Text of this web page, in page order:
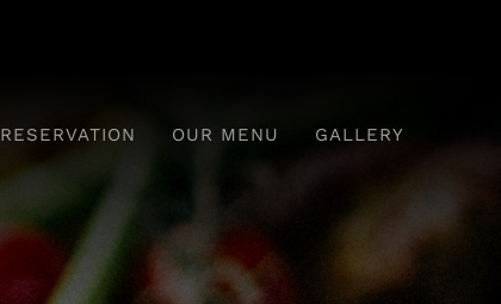
RESERVATION OUR MENU GALLERY